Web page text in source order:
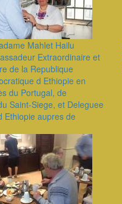
Mahlet Hailu
Extraordinaire et
de la Republique
d Ethiopie en
du Portugal, de
Saint-Siege, et Deleguee
Ethiopie aupres de